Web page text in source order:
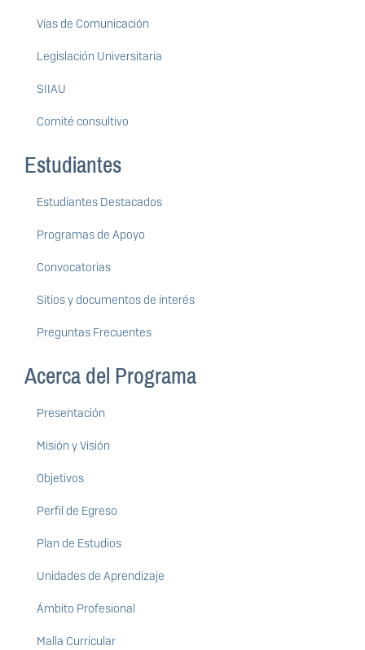
Vías de Comunicación
Legislación Universitaria
SIIAU
Comité consultivo
Estudiantes
Estudiantes Destacados
Programas de Apoyo
Convocatorias
Sitios y documentos de interés
Preguntas Frecuentes
Acerca del Programa
Presentación
Misión y Visión
Objetivos
Perfil de Egreso
Plan de Estudios
Unidades de Aprendizaje
Ámbito Profesional
Malla Curricular